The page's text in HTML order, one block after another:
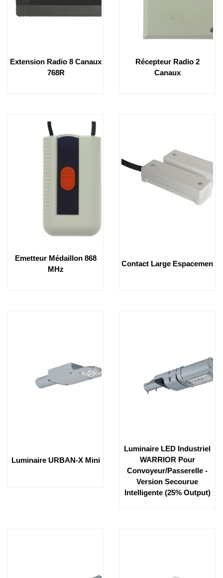
Extension Radio 8 Canaux
768R
Récepteur Radio 2
Canaux
Emetteur Médaillon 868
MHz
Contact Large Espacemen
Luminaire URBAN-X Mini
Luminaire LED Industriel
WARRIOR Pour
Convoyeur/passerelle -
Version Secourue
Intelligente (25% Output)